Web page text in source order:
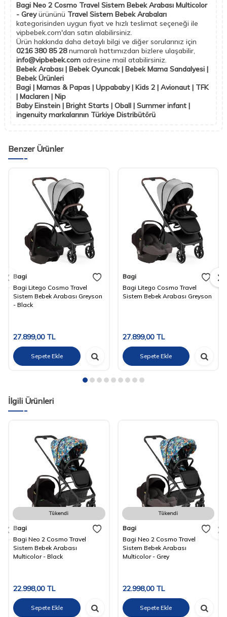
Bagi Neo 2 Cosmo Travel Sistem Bebek Arabası Multicolor
- Greyürününü Travel Sistem Bebek Arabaları
kategorisinden uygun fiyat ve hızlı teslimat seçeneği ile
vipbebek.com'dan satın alabilirsiniz.
Ürün hakkında daha detaylı bilgi ve diğer sorularınız için
0216 380 85 28numaralı hattımızdan bizlere ulaşabilir,
info@vipbebek.com adresine mail atabilirsiniz.
Bebek Arabası | Bebek Oyuncak | Bebek Mama Sandalyesi |
Bebek Ürünleri
Bagi | Mamas & Papas | Uppababy | Kids 2 | Avionaut | TFK
| Maclaren | Nip
Baby Einstein | Bright Starts | Oball | Summer infant |
ingenuity markalarının Türkiye Distribütörü
Benzer Ürünler
Bagi
Bagi Litego Cosmo Travel
Sistem Bebek Arabası Greyson
- Black
27.899,00TL
Sepete Ekle
Bagi
Bagi Litego Cosmo Travel
Sistem Bebek Arabası Greyson
27.899,00TL
Sepete Ekle
İlgili Ürünleri
Tükendi
Bagi
Bagi Neo 2 Cosmo Travel
Sistem Bebek Arabası
Multicolor - Black
22.998,00TL
Sepete Ekle
Tükendi
Bagi
Bagi Neo 2 Cosmo Travel
Sistem Bebek Arabası
Multicolor - Grey
22.998,00TL
Sepete Ekle